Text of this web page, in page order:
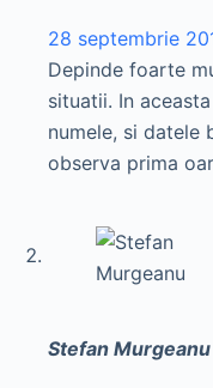
28 septembrie
Depinde foarte
situatii. In
numele, si datele
observa prima
Stefan Murgeanu